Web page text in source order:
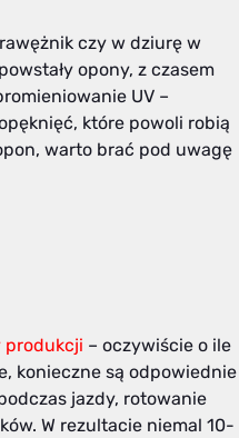
czy w dziurę w
opony, z czasem
UV –
które powoli robią
warto brać pod uwagę
produkcji – oczywiście o ile
konieczne są odpowiednie
jazdy, rotowanie
W rezultacie niemal 10-